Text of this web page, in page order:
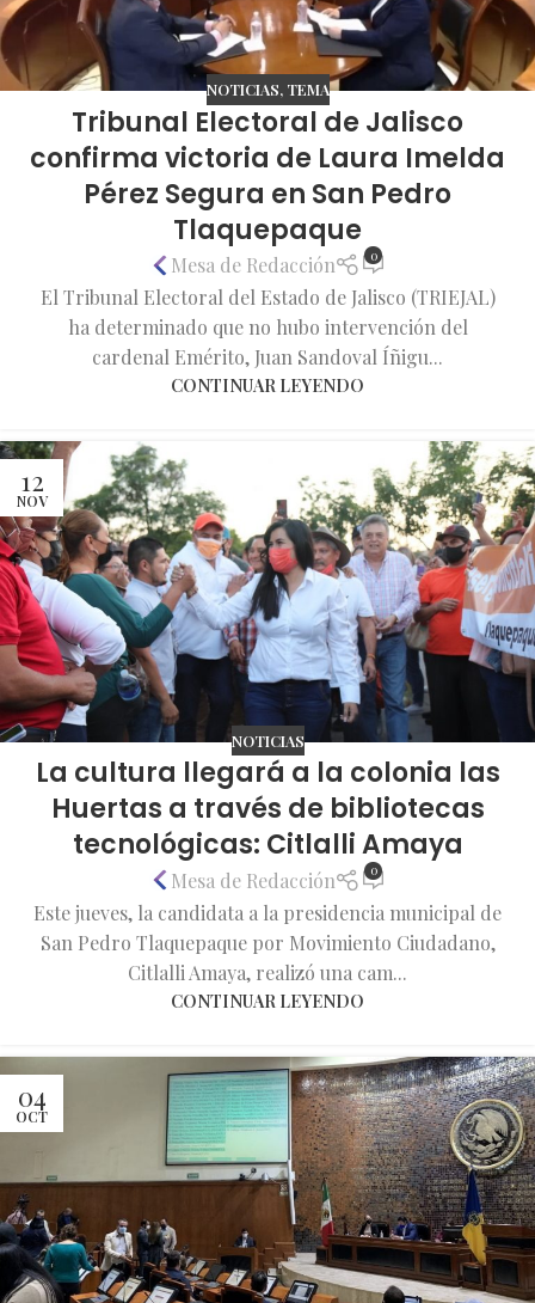
NOTICIAS, TEMA
Tribunal Electoral de Jalisco
confirma victoria de Laura Imelda
Pérez Segura en San Pedro
Tlaquepaque
Mesa de Redacción 0
El Tribunal Electoral del Estado de Jalisco (TRIEJAL)
ha determinado que no hubo intervención del
cardenal Emérito, Juan Sandoval Íñigu...
CONTINUAR LEYENDO
12
NOV
NOTICIAS
La cultura llegará a la colonia las
Huertas a través de bibliotecas
tecnológicas: Citlalli Amaya
Mesa de Redacción 0
Este jueves, la candidata a la presidencia municipal de
San Pedro Tlaquepaque por Movimiento Ciudadano,
Citlalli Amaya, realizó una cam...
CONTINUAR LEYENDO
04
OCT